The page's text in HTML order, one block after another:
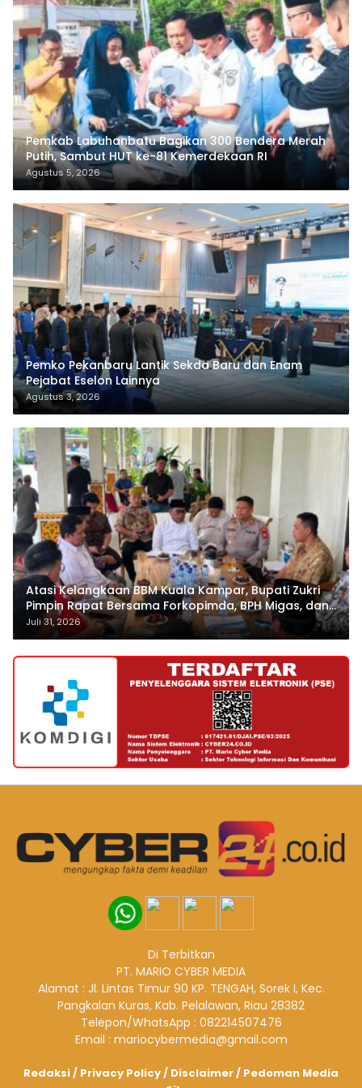
Pemkab Labuhanbatu Bagikan 300 Bendera Merah
Putih, Sambut HUT ke-81 Kemerdekaan RI
Agustus 5, 2026
Pemko Pekanbaru Lantik Sekda Baru dan Enam
Pejabat Eselon Lainnya
Agustus 3, 2026
Atasi Kelangkaan BBM Kuala Kampar, Bupati Zukri
Pimpin Rapat Bersama Forkopimda, BPH Migas, dan
Pertamina
Juli 31, 2026
Di Terbitkan
PT. MARIO CYBER MEDIA
Alamat : Jl. Lintas Timur 90 KP. TENGAH, Sorek I, Kec.
Pangkalan Kuras, Kab. Pelalawan, Riau 28382
Telepon/WhatsApp : 082214507476
Email : mariocybermedia@gmail.com
Redaksi/ Privacy Policy/ Disclaimer/ Pedoman Media